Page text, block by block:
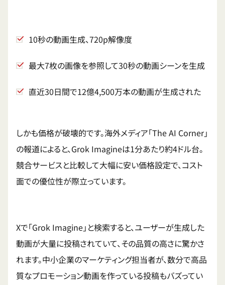
10秒の動画生成、720p解像度
最大7枚の画像を参照して30秒の動画シーンを生成
直近30日間で12億4,500万本の動画が生成された
しかも価格が破壊的です。海外メディア「The AI Corner」
の報道によると、Grok Imagineは1分あたり約4ドル台。
競合サービスと比較して大幅に安い価格設定で、コスト
面での優位性が際立っています。
Xで「Grok Imagine」と検索すると、ユーザーが生成した
動画が大量に投稿されていて、その品質の高さに驚かさ
れます。中小企業のマーケティング担当者が、数分で高品
質なプロモーション動画を作っている投稿もバズってい